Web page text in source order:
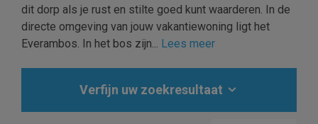
dit dorp als je rust en stilte goed kunt waarderen. In de
directe omgeving van jouw vakantiewoning ligt het
Everambos. In het bos zijn... Lees meer
Verfijn uw zoekresultaat